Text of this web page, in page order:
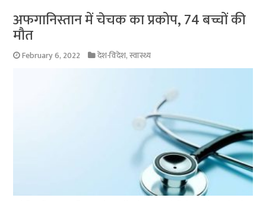
अफगानिस्तान में चेचक का प्रकोप, 74 बच्चों की
मौत
February 6, 2022 देश-विदेश,स्वास्थ्य